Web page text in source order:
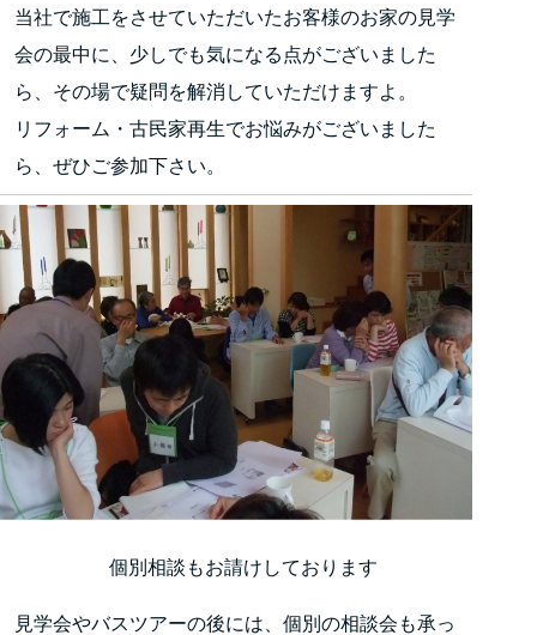
当社で施工をさせていただいたお客様のお家の見学
会の最中に、少しでも気になる点がございました
ら、その場で疑問を解消していただけますよ。
リフォーム・古民家再生でお悩みがございました
ら、ぜひご参加下さい。
個別相談もお請けしております
見学会やバスツアーの後には、個別の相談会も承っ